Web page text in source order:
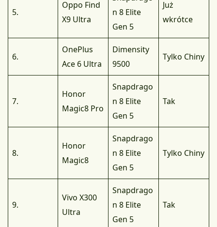
5.
Oppo Find
X9 Ultra
n 8 Elite
Gen 5
Już
wkrótce
6.
OnePlus
Ace 6 Ultra
Dimensity
9500
Tylko Chiny
7.
Honor
Magic8 Pro
Snapdrago
n 8 Elite
Gen 5
Tak
8.
Honor
Magic8
Snapdrago
n 8 Elite
Gen 5
Tylko Chiny
9.
Vivo X300
Ultra
Snapdrago
n 8 Elite
Gen 5
Tak